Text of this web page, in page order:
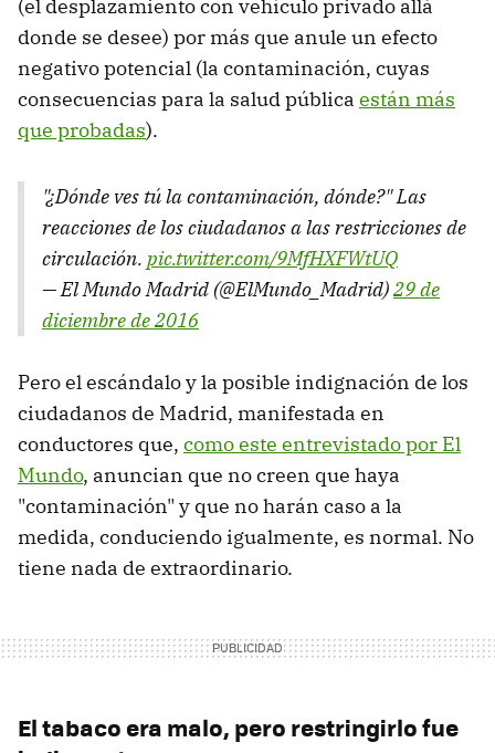
(el desplazamiento con vehículo privado allá
donde se desee) por más que anule un efecto
negativo potencial (la contaminación, cuyas
consecuencias para la salud pública están más
que probadas).
"¿Dónde ves tú la contaminación, dónde?" Las
reacciones de los ciudadanos a las restricciones de
circulación. pic.twitter.com/9MfHXFWtUQ
— El Mundo Madrid (@ElMundo_Madrid)29 de
diciembre de 2016
Pero el escándalo y la posible indignación de los
ciudadanos de Madrid, manifestada en
conductores que, como este entrevistado por El
Mundo, anuncian que no creen que haya
"contaminación" y que no harán caso a la
medida, conduciendo igualmente, es normal. No
tiene nada de extraordinario.
El tabaco era malo, pero restringirlo fue